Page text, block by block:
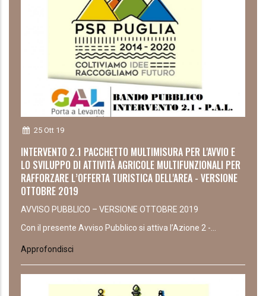
25 Ott 19
INTERVENTO 2.1 PACCHETTO MULTIMISURA PER L'AVVIO E
LO SVILUPPO DI ATTIVITÀ AGRICOLE MULTIFUNZIONALI PER
RAFFORZARE L’OFFERTA TURISTICA DELL'AREA - VERSIONE
OTTOBRE 2019
AVVISO PUBBLICO – VERSIONE OTTOBRE 2019
Con il presente Avviso Pubblico si attiva l’Azione 2 -...
Approfondisci